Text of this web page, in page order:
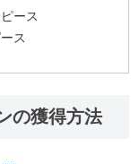
ース
ス
の獲得方法